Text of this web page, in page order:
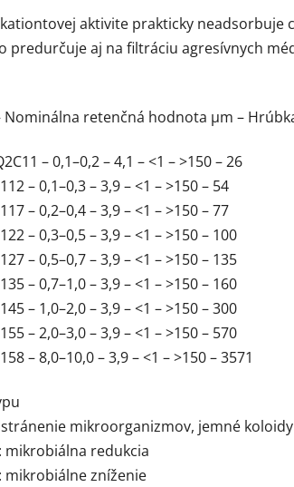
aktivite prakticky neadsorbuje
predurčuje aj na filtráciu agresívnych
Nominálna retenčná hodnota µm –
– 0,1–0,2 – 4,1 – <1 – >150 – 26
– 0,1–0,3 – 3,9 – <1 – >150 – 54
– 0,2–0,4 – 3,9 – <1 – >150 – 77
– 0,3–0,5 – 3,9 – <1 – >150 – 100
– 0,5–0,7 – 3,9 – <1 – >150 – 135
– 0,7–1,0 – 3,9 – <1 – >150 – 160
– 1,0–2,0 – 3,9 – <1 – >150 – 300
– 2,0–3,0 – 3,9 – <1 – >150 – 570
– 8,0–10,0 – 3,9 – <1 – >150 – 3571
mikroorganizmov, jemné koloidy
mikrobiálna redukcia
mikrobiálne zníženie